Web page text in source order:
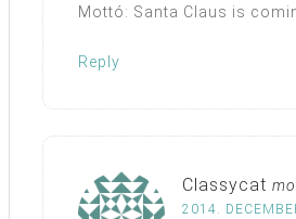
Mottó: Santa Claus is
Reply
Classycat
2014.